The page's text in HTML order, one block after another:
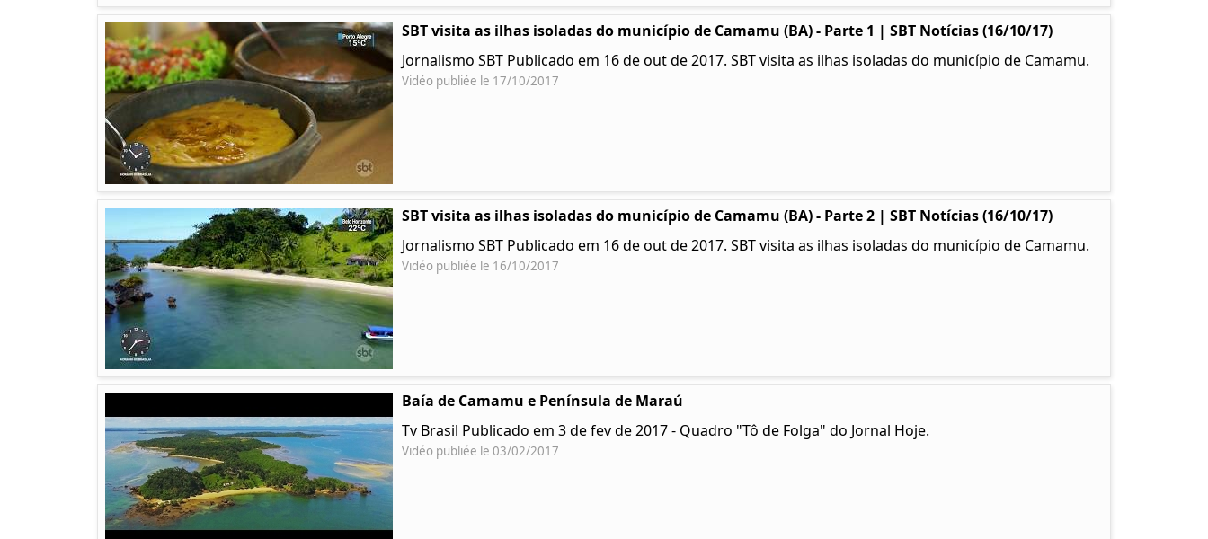
SBT visita as ilhas isoladas do município de Camamu (BA) - Parte 1 | SBT Notícias (16/10/17)
Jornalismo SBT Publicado em 16 de out de 2017. SBT visita as ilhas isoladas do município de Camamu.
Vidéo publiée le 17/10/2017
SBT visita as ilhas isoladas do município de Camamu (BA) - Parte 2 | SBT Notícias (16/10/17)
Jornalismo SBT Publicado em 16 de out de 2017. SBT visita as ilhas isoladas do município de Camamu.
Vidéo publiée le 16/10/2017
Baía de Camamu e Península de Maraú
Tv Brasil Publicado em 3 de fev de 2017 - Quadro "Tô de Folga" do Jornal Hoje.
Vidéo publiée le 03/02/2017